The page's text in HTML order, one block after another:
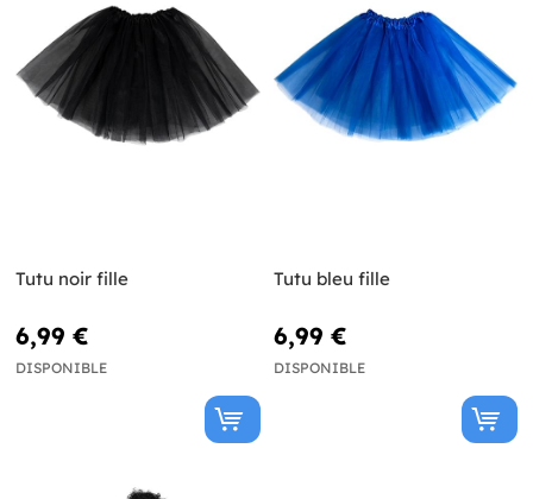
Tutu noir fille
6,99 €
DISPONIBLE
Tutu bleu fille
6,99 €
DISPONIBLE